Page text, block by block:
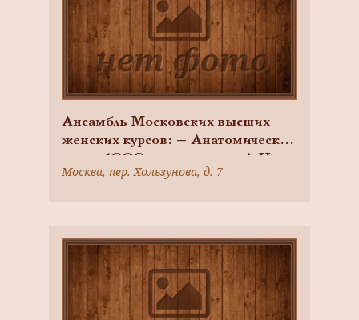
Ансамбль Московских высших
женских курсов: — Анатомический
театр, 1909 г., архитектор А.Н.
Соколов
Москва, пер. Хользунова, д. 7